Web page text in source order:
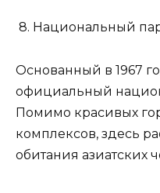
8. Национальный
Основанный в 1967
официальный
Помимо красивых
комплексов, здесь
обитания азиатских